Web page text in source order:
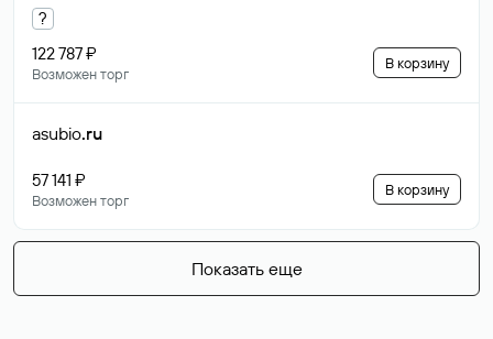
?
122 787 ₽
Возможен торг
В корзину
asubio.ru
57 141 ₽
Возможен торг
В корзину
Показать еще